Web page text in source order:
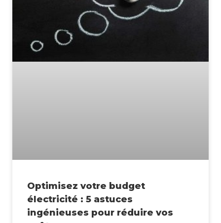
Optimisez votre budget
électricité : 5 astuces
ingénieuses pour réduire vos